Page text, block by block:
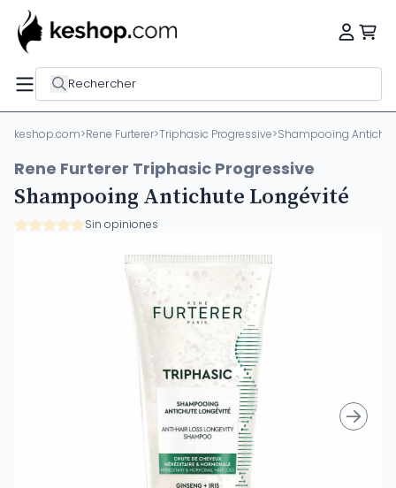
Rechercher
keshop.com>Rene Furterer>Triphasic Progressive>Shampooing
Rene Furterer Triphasic Progressive
Shampooing Antichute Longévité
Sin opiniones